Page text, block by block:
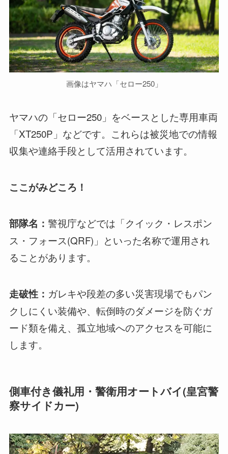
画像はヤマハ「セロー250」
ヤマハの「セロー250」をベースとした専用車両
「XT250P」などです。これらは被災地での情報
収集や連絡手段として活用されています。
ここがみどころ！
部隊名： 警視庁などでは「クイック・レスポン
ス・フォース(QRF)」といった名称で運用され
ることがあります。
走破性： ガレキや段差の多い災害現場でもパン
クしにくい装備や、転倒時のダメージを防ぐガ
ード類を備え、孤立地域へのアクセスを可能に
します。
側車付き儀礼用・警衛用オートバイ(皇宮警
察サイドカー)